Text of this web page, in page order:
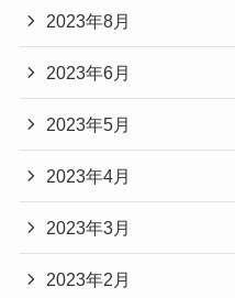
2023年8月
2023年6月
2023年5月
2023年4月
2023年3月
2023年2月